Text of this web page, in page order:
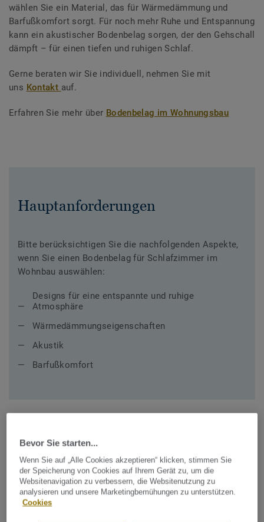
wählen Sie ein Material, das für Wärmedämmung und
Barfußkomfort sorgt. Für noch mehr Ruhe und Entspannung
kann ein akustischer Bodenbelag sorgen, der den Gehschall
dämpft – für einen tiefen und ruhigen Schlaf.
Gerne beraten wir Sie individuell, nehmen Sie mit
uns Kontakt auf.
Erfahren Sie mehr über Bodenbelag im Wohnungsbau
Hauptanforderungen
Bitte berücksichtigen Sie die nachfolgenden Aspekte,
wenn Sie einen Bodenbelag für Schlafzimmer im
Wohnbau auswählen:
Designs für eine entspannte und ruhige
Atmosphäre
Wärmedämmungseigenschaften
Akustik
Barfußkomfort
Empfohlene Kollektionen für
Schlafzimmer im Wohnbau
Bevor Sie starten...
Wenn Sie auf „Alle Cookies akzeptieren“ klicken, stimmen Sie
der Speicherung von Cookies auf Ihrem Gerät zu, um die
Websitenavigation zu verbessern, die Websitenutzung zu
analysieren und unsere Marketingbemühungen zu unterstützen.
Cookies